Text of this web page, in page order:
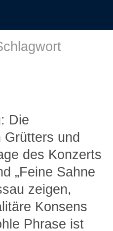
Die
Grütters und
des Konzerts
„Feine Sahne
zeigen,
Konsens
Phrase ist